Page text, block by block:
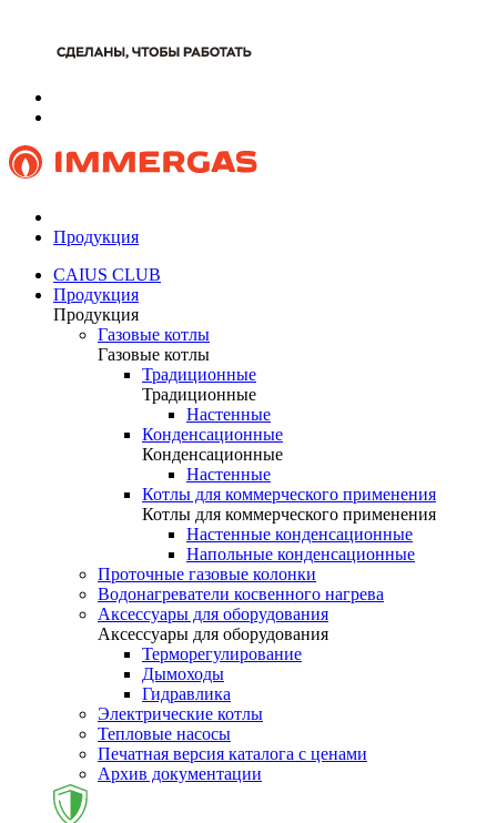
Продукция
CAIUS CLUB
Продукция
Продукция
Газовые котлы
Газовые котлы
Традиционные
Традиционные
Настенные
Конденсационные
Конденсационные
Настенные
Котлы для коммерческого применения
Котлы для коммерческого применения
Настенные конденсационные
Напольные конденсационные
Проточные газовые колонки
Водонагреватели косвенного нагрева
Аксессуары для оборудования
Аксессуары для оборудования
Терморегулирование
Дымоходы
Гидравлика
Электрические котлы
Тепловые насосы
Печатная версия каталога с ценами
Архив документации